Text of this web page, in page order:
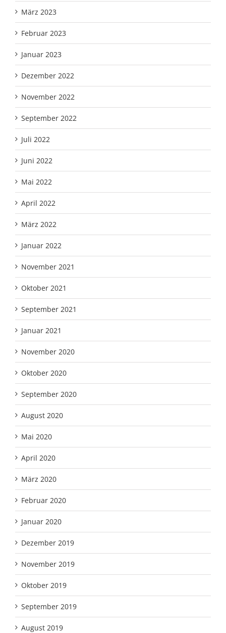
März 2023
Februar 2023
Januar 2023
Dezember 2022
November 2022
September 2022
Juli 2022
Juni 2022
Mai 2022
April 2022
März 2022
Januar 2022
November 2021
Oktober 2021
September 2021
Januar 2021
November 2020
Oktober 2020
September 2020
August 2020
Mai 2020
April 2020
März 2020
Februar 2020
Januar 2020
Dezember 2019
November 2019
Oktober 2019
September 2019
August 2019